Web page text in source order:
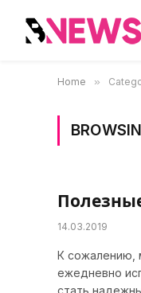
Home »
14.03.2019
К сожалению,
ежедневно
стать